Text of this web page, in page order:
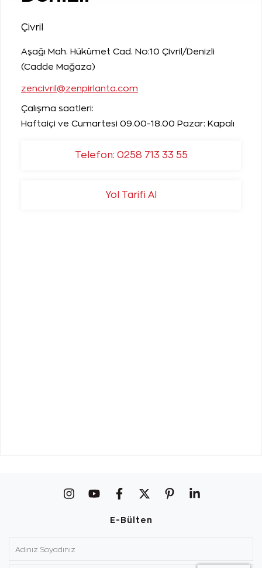
Çivril
Aşağı Mah. Hükümet Cad. No:10 Çivril/Denizli
(Cadde Mağaza)
zencivril@zenpirlanta.com
Çalışma saatleri:
Haftaiçi ve Cumartesi 09.00-18.00 Pazar: Kapalı
Telefon: 0258 713 33 55
Yol Tarifi Al
E-Bülten